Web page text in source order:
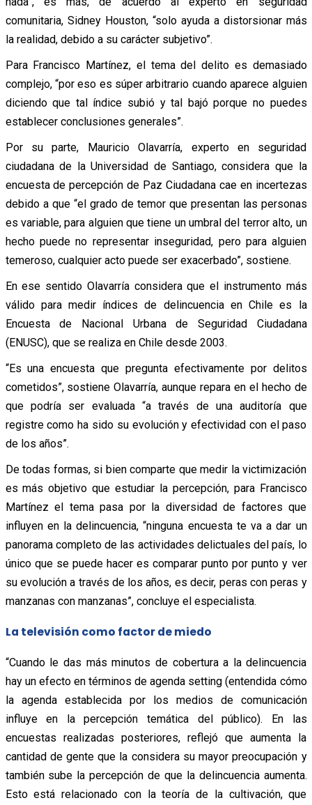
comunitaria, Sidney Houston, “solo ayuda a distorsionar más
la realidad, debido a su carácter subjetivo”.
Para Francisco Martínez, el tema del delito es demasiado
complejo, “por eso es súper arbitrario cuando aparece alguien
diciendo que tal índice subió y tal bajó porque no puedes
establecer conclusiones generales”.
Por su parte, Mauricio Olavarría, experto en seguridad
ciudadana de la Universidad de Santiago, considera que la
encuesta de percepción de Paz Ciudadana cae en incertezas
debido a que “el grado de temor que presentan las personas
es variable, para alguien que tiene un umbral del terror alto, un
hecho puede no representar inseguridad, pero para alguien
temeroso, cualquier acto puede ser exacerbado”, sostiene.
En ese sentido Olavarría considera que el instrumento más
válido para medir índices de delincuencia en Chile es la
Encuesta de Nacional Urbana de Seguridad Ciudadana
(ENUSC), que se realiza en Chile desde 2003.
“Es una encuesta que pregunta efectivamente por delitos
cometidos”, sostiene Olavarría, aunque repara en el hecho de
que podría ser evaluada “a través de una auditoría que
registre como ha sido su evolución y efectividad con el paso
de los años”.
De todas formas, si bien comparte que medir la victimización
es más objetivo que estudiar la percepción, para Francisco
Martínez el tema pasa por la diversidad de factores que
influyen en la delincuencia, “ninguna encuesta te va a dar un
panorama completo de las actividades delictuales del país, lo
único que se puede hacer es comparar punto por punto y ver
su evolución a través de los años, es decir, peras con peras y
manzanas con manzanas”, concluye el especialista.
La televisión como factor de miedo
“Cuando le das más minutos de cobertura a la delincuencia
hay un efecto en términos de agenda setting (entendida cómo
la agenda establecida por los medios de comunicación
influye en la percepción temática del público). En las
encuestas realizadas posteriores, reflejó que aumenta la
cantidad de gente que la considera su mayor preocupación y
también sube la percepción de que la delincuencia aumenta.
Esto está relacionado con la teoría de la cultivación, que